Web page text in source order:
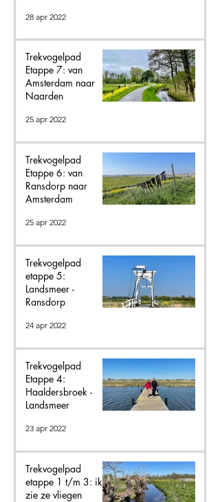
28 apr 2022
Trekvogelpad
Etappe 7: van
Amsterdam naar
Naarden
25 apr 2022
Trekvogelpad
Etappe 6: van
Ransdorp naar
Amsterdam
25 apr 2022
Trekvogelpad
etappe 5:
Landsmeer -
Ransdorp
24 apr 2022
Trekvogelpad
Etappe 4:
Haaldersbroek -
Landsmeer
23 apr 2022
Trekvogelpad
etappe 1 t/m 3: ik
zie ze vliegen